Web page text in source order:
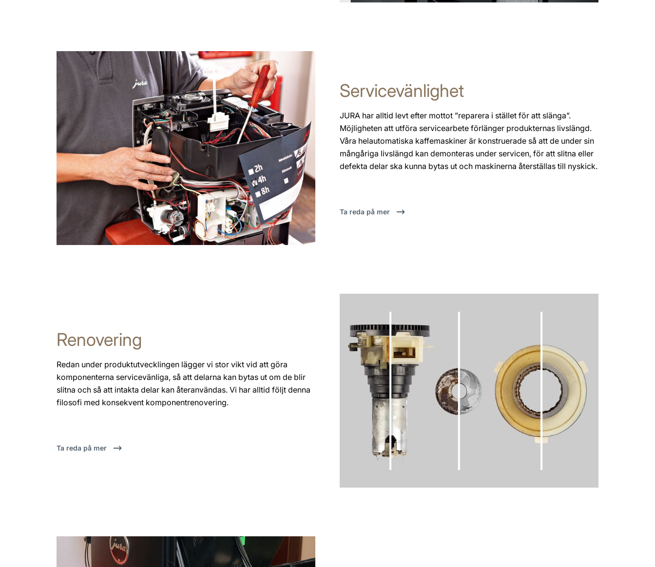
Servicevänlighet
JURA har alltid levt efter mottot ”reparera i stället för att slänga”.
Möjligheten att utföra servicearbete förlänger produkternas livslängd.
Våra helautomatiska kaffemaskiner är konstruerade så att de under sin
mångåriga livslängd kan demonteras under servicen, för att slitna eller
defekta delar ska kunna bytas ut och maskinerna återställas till nyskick.
Ta reda på mer
Renovering
Redan under produktutvecklingen lägger vi stor vikt vid att göra
komponenterna servicevänliga, så att delarna kan bytas ut om de blir
slitna och så att intakta delar kan återanvändas. Vi har alltid följt denna
filosofi med konsekvent komponentrenovering.
Ta reda på mer